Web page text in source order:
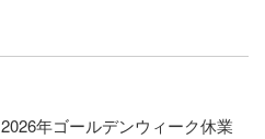
2026年ゴールデンウィーク休業